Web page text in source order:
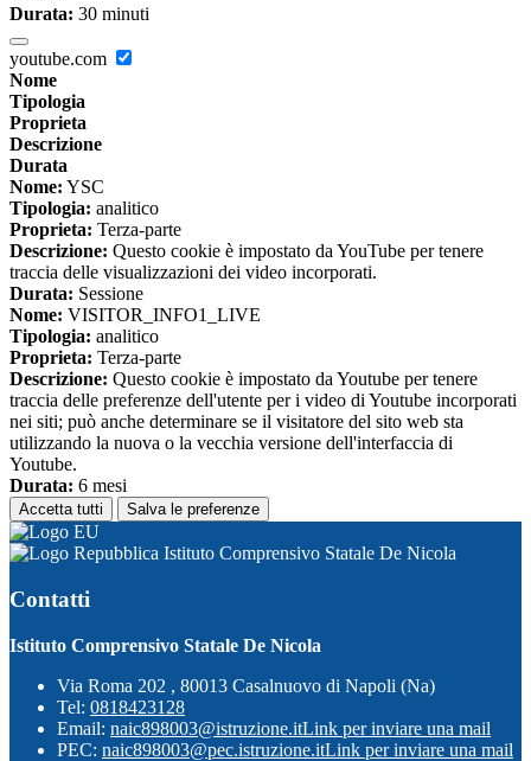
Durata: 30 minuti
youtube.com
Nome
Tipologia
Proprieta
Descrizione
Durata
Nome: YSC
Tipologia: analitico
Proprieta: Terza-parte
Descrizione: Questo cookie è impostato da YouTube per tenere
traccia delle visualizzazioni dei video incorporati.
Durata: Sessione
Nome: VISITOR_INFO1_LIVE
Tipologia: analitico
Proprieta: Terza-parte
Descrizione: Questo cookie è impostato da Youtube per tenere
traccia delle preferenze dell'utente per i video di Youtube incorporati
nei siti; può anche determinare se il visitatore del sito web sta
utilizzando la nuova o la vecchia versione dell'interfaccia di
Youtube.
Durata: 6 mesi
Accetta tutti Salva le preferenze
Istituto Comprensivo Statale De Nicola
Contatti
Istituto Comprensivo Statale De Nicola
Via Roma 202 , 80013 Casalnuovo di Napoli (Na)
Tel: 0818423128
Email: naic898003@istruzione.itLink per inviare una mail
PEC: naic898003@pec.istruzione.itLink per inviare una mail